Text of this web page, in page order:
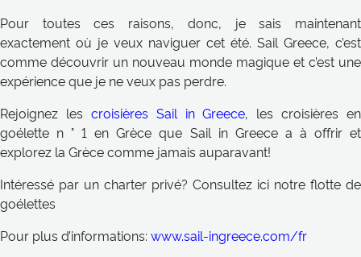
Pour toutes ces raisons, donc, je sais maintenant
exactement où je veux naviguer cet été. Sail Greece, c’est
comme découvrir un nouveau monde magique et c’est une
expérience que je ne veux pas perdre.
Rejoignez les croisières Sail in Greece, les croisières en
goélette n ° 1 en Grèce que Sail in Greece a à offrir et
explorez la Grèce comme jamais auparavant!
Intéressé par un charter privé? Consultez ici notre flotte de
goélettes
Pour plus d’informations: www.sail-ingreece.com/fr